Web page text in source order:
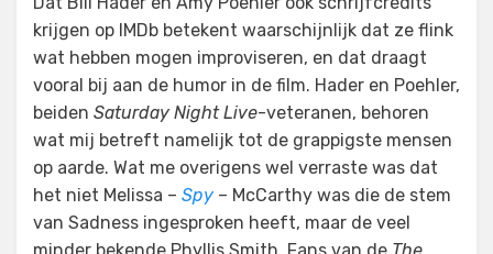
krijgen op IMDb betekent waarschijnlijk dat ze flink
wat hebben mogen improviseren, en dat draagt
vooral bij aan de humor in de film. Hader en Poehler,
beiden Saturday Night Live-veteranen, behoren
wat mij betreft namelijk tot de grappigste mensen
op aarde. Wat me overigens wel verraste was dat
het niet Melissa – Spy – McCarthy was die de stem
van Sadness ingesproken heeft, maar de veel